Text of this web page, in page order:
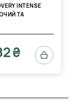
INTENSE
ТА
₴